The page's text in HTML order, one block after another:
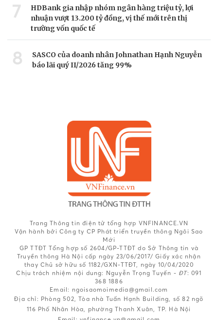
7
HDBank gia nhập nhóm ngân hàng triệu tỷ, lợi
nhuận vượt 13.200 tỷ đồng, vị thế mới trên thị
trường vốn quốc tế
8
SASCO của doanh nhân Johnathan Hạnh Nguyễn
báo lãi quý II/2026 tăng 99%
Trang Thông tin điện tử tổng hợp VNFINANCE.VN
Vận hành bởi Công ty CP Phát triển truyền thông Ngôi Sao
Mới
GP TTĐT Tổng hợp số 2604/GP-TTĐT do Sở Thông tin và
Truyền thông Hà Nội cấp ngày 23/06/2017/ Giấy xác nhận
thay Chủ sở hữu số 1182/GXN-TTĐT, ngày 10/04/2020
Chịu trách nhiệm nội dung: Nguyễn Trọng Tuyến - ĐT: 091
368 1886
Email: ngoisaomoimedia@gmail.com
Địa chỉ: Phòng 502, Tòa nhà Tuấn Hạnh Building, số 82 ngõ
116 Phố Nhân Hòa, phường Thanh Xuân, TP. Hà Nội